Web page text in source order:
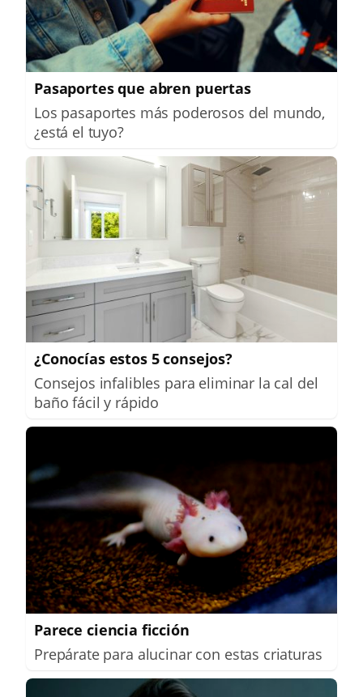
Pasaportes que abren puertas
Los pasaportes más poderosos del mundo,
¿está el tuyo?
¿Conocías estos 5 consejos?
Consejos infalibles para eliminar la cal del
baño fácil y rápido
Parece ciencia ficción
Prepárate para alucinar con estas criaturas